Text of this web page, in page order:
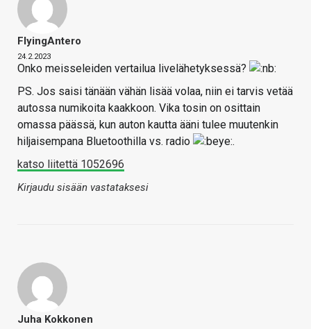
FlyingAntero
24.2.2023
Onko meisseleiden vertailua livelähetyksessä?
PS. Jos saisi tänään vähän lisää volaa, niin ei tarvis vetää
autossa numikoita kaakkoon. Vika tosin on osittain
omassa päässä, kun auton kautta ääni tulee muutenkin
hiljaisempana Bluetoothilla vs. radio
.
katso liitettä 1052696
Kirjaudu sisään vastataksesi
Juha Kokkonen